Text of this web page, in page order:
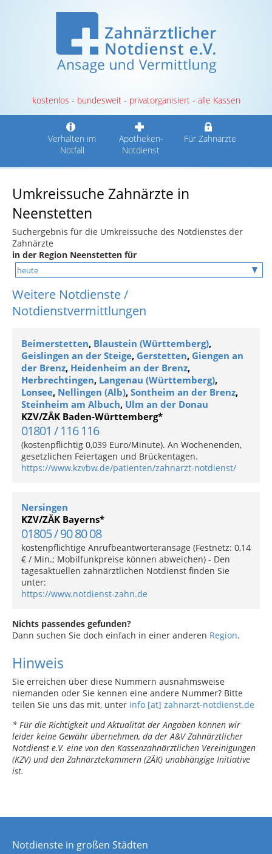
kostenlos - bundesweit - privatorganisiert - alle Kassen
Verhalten im
Notfall
Apotheken-
Notdienst
Für Zahnärzte
Umkreissuche Zahnärzte in
Neenstetten
Suchergebnis für die Umkreissuche des Notdienstes der
Zahnärzte
in der Region Neenstetten für
Weitere Notdienste /
Notdienstvermittlungen
Beimerstetten, Blaustein (Württemberg),
Geislingen an der Steige, Gerstetten, Giengen an
der Brenz, Heidenheim an der Brenz,
Herbrechtingen, Langenau (Württemberg),
Lonsee, Nellingen (Alb), Sontheim an der Brenz,
Steinheim am Albuch, Ulm an der Donau
KZV/ZÄK Baden-Württemberg*
01801 / 116 116
(kostenpflichtig 0,039 Euro/Minute). An Wochenenden,
gesetzlichen Feiertagen und Brückentagen.
https://www.kzvbw.de/patienten/zahnarzt-notdienst/
Nersingen
KZV/ZÄK Bayerns*
01805 / 90 80 08
kostenpflichtige Anrufbeantworteransage (Festnetz: 0,14
€ / Min.; Mobilfunkpreise können abweichen) - Den
tagesaktuellen zahnärztlichen Notdienst finden Sie
unter:
https://www.notdienst-zahn.de
Nichts passendes gefunden?
Dann suchen Sie doch einfach in einer anderen Region.
Hinweis
Sie erreichen über diese Nummern ausnahmsweise
niemanden oder Sie kennen eine andere Nummer? Bitte
teilen Sie uns das mit, unter info [at] zahnarzt-notdienst.de
* Für die Richtigkeit und Aktualität der Angaben können wir
leider keine Gewähr übernehmen, da der A&V Zahnärztlicher
Notdienst e.V. eine von den Kassenzahnärztlichen Vereinigungen
(KZV) und den Zahnärztekammern (ZÄK) unabhängige Initiative
ist.
Notdienste in großen Städten